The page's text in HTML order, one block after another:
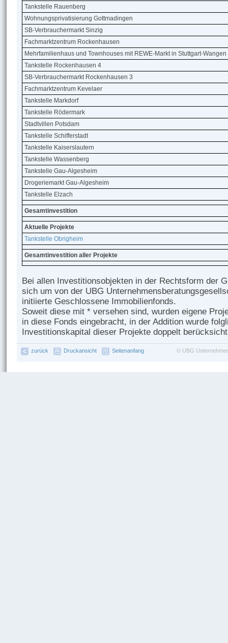
Tankstelle Rauenberg
Wohnungsprivatisierung Gottmadingen
SB-Verbrauchermarkt Sinzig
Fachmarktzentrum Rockenhausen
Mehrfamilienhaus und Townhouses mit REWE-Markt in Stuttgart-Wangen
Tankstelle Rockenhausen 4
SB-Verbrauchermarkt Rockenhausen 3
Fachmarktzentrum Kevelaer
Tankstelle Markdorf
Tankstelle Rödermark
Stadtvillen Potsdam
Tankstelle Schifferstadt
Tankstelle Kaiserslautern
Tankstelle Wassenberg
Tankstelle Gau-Algesheim
Drogeriemarkt Gau-Algesheim
Tankstelle Elzach
Gesamtinvestition
Aktuelle Projekte
Tankstelle Obrigheim
Gesamtinvestition aller Projekte
Bei allen Investitionsobjekten in der Rechtsform der
sich um von der UBG
initiierte Geschlossene Immobilienfonds.
Soweit diese mit * versehen sind, wurden eigene
in diese Fonds eingebracht, in der Addition wurde
Investitionskapital dieser Projekte doppelt
© UBG
zurück Druckansicht Seitenanfang